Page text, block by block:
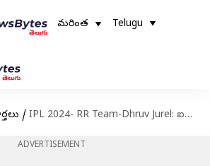
మరింత Telugu
/ IPL 2024- RR Team-Dhruv Jurel: ఐపీఎల్ లో దూసుకుపోతున్న ఆర్ ఆర్ జట్టు..నాన్నకే సెల్యూట్ చేశా: ధ్రువ్ జురెల్
ADVERTISEMENT